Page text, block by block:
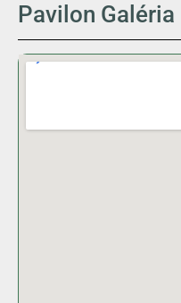
Pavilon Galéria